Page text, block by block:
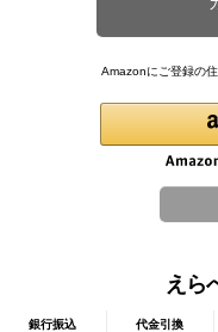
Amazonにご登録の
えら
銀行振込 代金引換